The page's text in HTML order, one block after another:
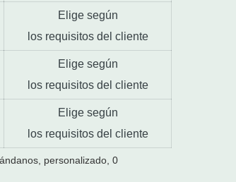
Elige según
los requisitos del cliente
Elige según
los requisitos del cliente
Elige según
los requisitos del cliente